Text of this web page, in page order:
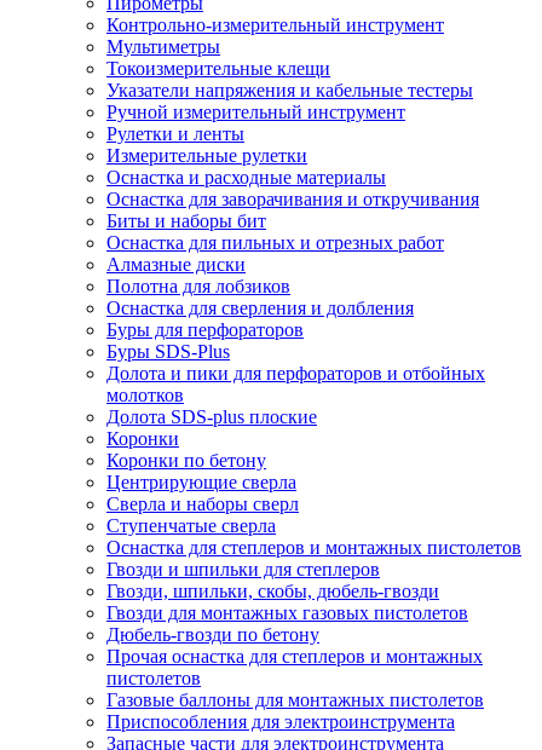
Контрольно-измерительный инструмент
Мультиметры
Токоизмерительные клещи
Указатели напряжения и кабельные тестеры
Ручной измерительный инструмент
Рулетки и ленты
Измерительные рулетки
Оснастка и расходные материалы
Оснастка для заворачивания и откручивания
Биты и наборы бит
Оснастка для пильных и отрезных работ
Алмазные диски
Полотна для лобзиков
Оснастка для сверления и долбления
Буры для перфораторов
Буры SDS-Plus
Долота и пики для перфораторов и отбойных
молотков
Долота SDS-plus плоские
Коронки
Коронки по бетону
Центрирующие сверла
Сверла и наборы сверл
Ступенчатые сверла
Оснастка для степлеров и монтажных пистолетов
Гвозди и шпильки для степлеров
Гвозди, шпильки, скобы, дюбель-гвозди
Гвозди для монтажных газовых пистолетов
Дюбель-гвозди по бетону
Прочая оснастка для степлеров и монтажных
пистолетов
Газовые баллоны для монтажных пистолетов
Приспособления для электроинструмента
Запасные части для электроинструмента